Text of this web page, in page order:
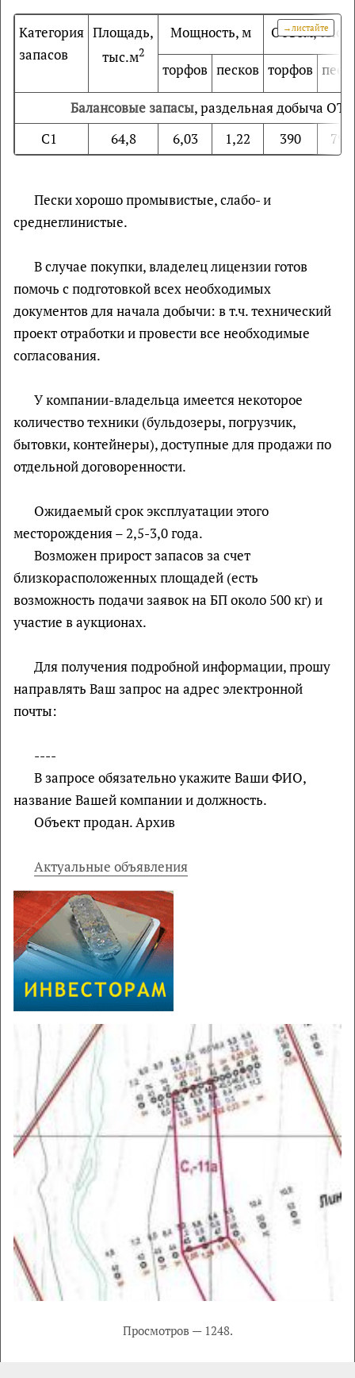
Категория
запасов
Площадь,
тыс.м2
Мощность, м Объем, тыс.м
торфов песков торфов
Балансовые запасы, раздельная добыча
С1
64,8 6,03 1,22 390 79,4
Пески хорошо промывистые, слабо- и
среднеглинистые.
В случае покупки, владелец лицензии готов
помочь с подготовкой всех необходимых
документов для начала добычи: в т.ч. технический
проект отработки и провести все необходимые
согласования.
У компании-владельца имеется некоторое
количество техники (бульдозеры, погрузчик,
бытовки, контейнеры), доступные для продажи по
отдельной договоренности.
Ожидаемый срок эксплуатации этого
месторождения – 2,5-3,0 года.
Возможен прирост запасов за счет
близкорасположенных площадей (есть
возможность подачи заявок на БП около 500 кг) и
участие в аукционах.
Для получения подробной информации, прошу
направлять Ваш запрос на адрес электронной
почты:
----
В запросе обязательно укажите Ваши ФИО,
название Вашей компании и должность.
Объект продан. Архив
Актуальные объявления
Просмотров — 1248.